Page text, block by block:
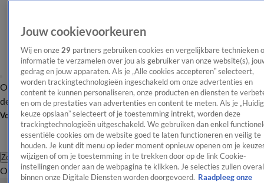
OverzichtAfleveringen Entertainment TV Algemeen
Tip
de redactieNieuwsbrief
Volg Shownieuws
Zoeken
OverzichtEntertainmentSpraakmakendRealityCrimeVideo's
Jouw cookievoorkeuren
Wij en onze 29 partners gebruiken cookies en vergelijkbare technieken
informatie te verzamelen over jou als gebruiker van onze website(s),
gedrag en jouw apparaten. Als je „Alle cookies accepteren” selecteert,
worden trackingtechnologieën ingeschakeld om onze advertenties en
content te kunnen personaliseren, onze producten en diensten te
en om de prestaties van advertenties en content te meten. Als je
keuze opslaan” selecteert of je toestemming intrekt, worden deze
trackingtechnologieën uitgeschakeld. We gebruiken dan enkel
essentiële cookies om de website goed te laten functioneren en veilig te
houden. Je kunt dit menu op ieder moment opnieuw openen om je
wijzigen of om je toestemming in te trekken door op de link Cookie-
instellingen onder aan de webpagina te klikken. Je selecties zullen overal
binnen onze Digitale Diensten worden doorgevoerd. Raadpleeg onze